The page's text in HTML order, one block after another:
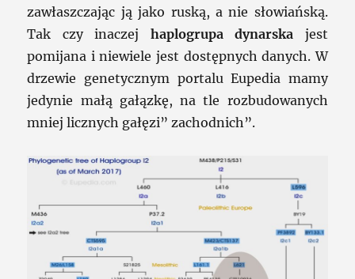
zawłaszczając ją jako ruską, a nie słowiańską.
Tak czy inaczej haplogrupa dynarska jest
pomijana i niewiele jest dostępnych danych. W
drzewie genetycznym portalu Eupedia mamy
jedynie małą gałązkę, na tle rozbudowanych
mniej licznych gałęzi” zachodnich”.